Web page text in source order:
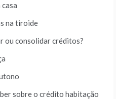
casa
na tiroide
ou consolidar créditos?
sobre o crédito habitação